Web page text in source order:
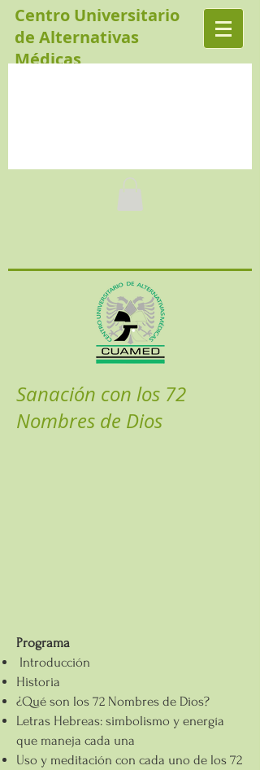
Centro Universitario
de Alternativas
Médicas
Sanación con los 72
Nombres de Dios
Programa
Introducción
Historia
¿Qué son los 72 Nombres de Dios?
Letras Hebreas: simbolismo y energía
que maneja cada una
Uso y meditación con cada uno de los 72